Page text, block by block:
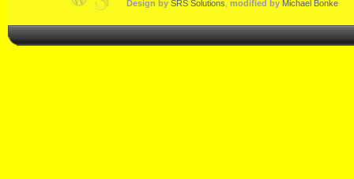
Design by SRS Solutions modified by Michael Bonke